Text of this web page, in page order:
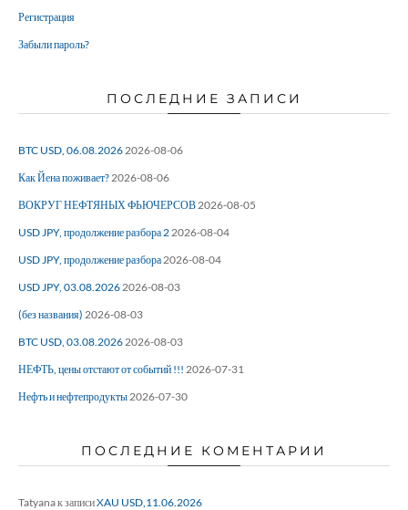
Регистрация
Забыли пароль?
ПОСЛЕДНИЕ ЗАПИСИ
BTC USD, 06.08.2026 2026-08-06
Как Йена поживает? 2026-08-06
ВОКРУГ НЕФТЯНЫХ ФЬЮЧЕРСОВ 2026-08-05
USD JPY, продолжение разбора 2 2026-08-04
USD JPY, продолжение разбора 2026-08-04
USD JPY, 03.08.2026 2026-08-03
(без названия) 2026-08-03
BTC USD, 03.08.2026 2026-08-03
НЕФТЬ, цены отстают от событий !!! 2026-07-31
Нефть и нефтепродукты 2026-07-30
ПОСЛЕДНИЕ КОМЕНТАРИИ
Tatyanaк записиXAU USD,11.06.2026